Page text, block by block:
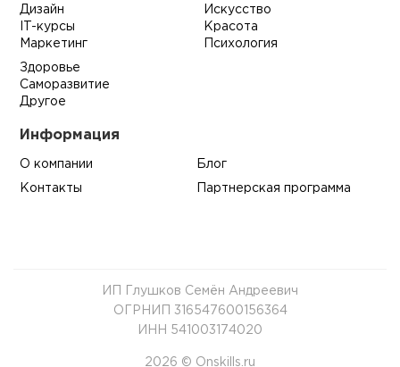
Дизайн
IT-курсы
Маркетинг
Искусство
Красота
Психология
Здоровье
Саморазвитие
Другое
Информация
О компании Блог
Контакты Партнерская программа
ИП Глушков Семён Андреевич
ОГРНИП 316547600156364
ИНН 541003174020
2026 © Onskills.ru